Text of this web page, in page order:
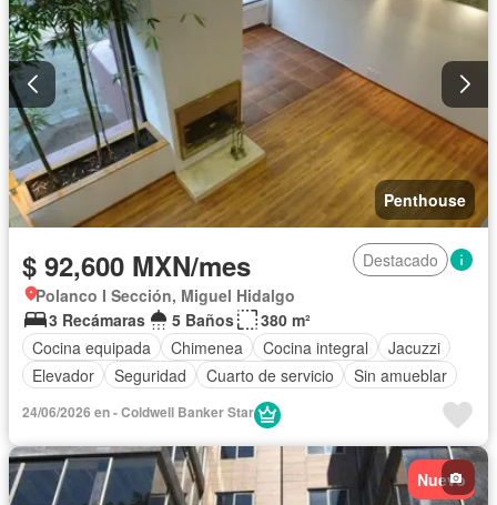
Penthouse
$ 92,600 MXN/mes
Destacado
Polanco I Sección, Miguel Hidalgo
3 Recámaras
5 Baños
380 m²
Cocina equipada
Chimenea Cocina integral
Jacuzzi
Elevador
Seguridad Cuarto de servicio Sin amueblar
24/06/2026 en - Coldwell Banker Star
Nuevo